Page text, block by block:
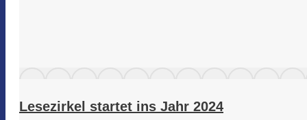
Lesezirkel startet ins Jahr 2024